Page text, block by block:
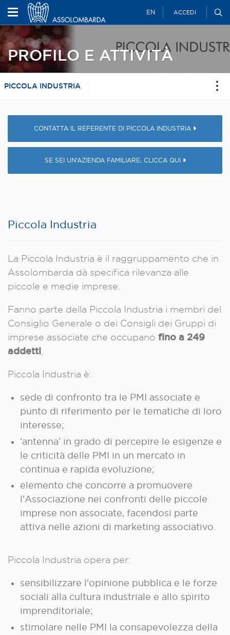
EN ACCEDI
PROFILO E ATTIVITÀ
PICCOLA INDUSTRIA
CONTATTA IL REFERENTE DI PICCOLA INDUSTRIA
SE SEI UN’AZIENDA FAMILIARE, CLICCA QUI
Piccola Industria
La Piccola Industria è il raggruppamento che in
Assolombarda dà specifica rilevanza alle
piccole e medie imprese.
Fanno parte della Piccola Industria i membri del
Consiglio Generale o dei Consigli dei Gruppi di
imprese associate che occupano fino a 249
addetti
Piccola Industria è:
sede di confronto tra le PMI associate e
punto di riferimento per le tematiche di loro
interesse;
‘antenna’ in grado di percepire le esigenze e
le criticità delle PMI in un mercato in
continua e rapida evoluzione;
elemento che concorre a promuovere
l'Associazione nei confronti delle piccole
imprese non associate, facendosi parte
attiva nelle azioni di marketing associativo.
Piccola Industria opera per:
sensibilizzare l'opinione pubblica e le forze
sociali alla cultura industriale e allo spirito
imprenditoriale;
stimolare nelle PMI la consapevolezza della